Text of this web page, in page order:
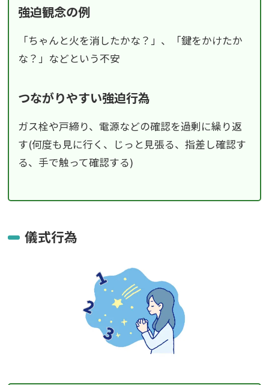
強迫観念の例
「ちゃんと火を消したかな？」、「鍵をかけたか
な？」などという不安
つながりやすい強迫行為
ガス栓や戸締り、電源などの確認を過剰に繰り返
す(何度も見に行く、じっと見張る、指差し確認す
る、手で触って確認する)
儀式行為